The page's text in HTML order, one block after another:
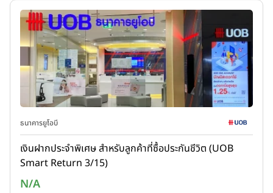
ธนาคารยูโอบี
เงินฝากประจำพิเศษ สำหรับลูกค้าที่ซื้อประกันชีวิต (UOB
Smart Return 3/15)
N/A